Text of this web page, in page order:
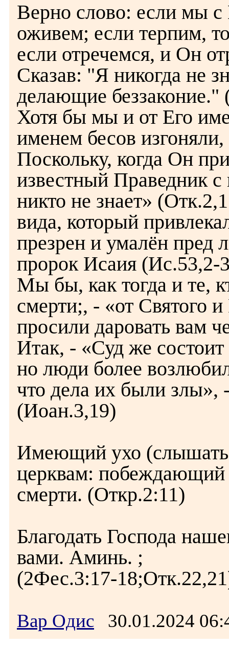
Верно слово: если мы
оживем; если терпим,
если отречемся, и Он
Сказав: "Я никогда не
делающие
Хотя бы мы и от Его
именем бесов
Поскольку, когда Он
известный Праведник
никто не знает»
вида, который
презрен и умалён пред
пророк Исаия (Ис.53,2-
Мы бы, как тогда и те,
смерти;, - «от Святого
просили даровать вам
Итак, - «Суд же
но люди более
что дела их были злы»,
(Иоан.3,19)
Имеющий ухо
церквам: побеждающий
смерти. (Откр.2:11)
Благодать Господа
вами. Аминь. ;
(2Фес.3:17-
Вар Одис 30.01.2024